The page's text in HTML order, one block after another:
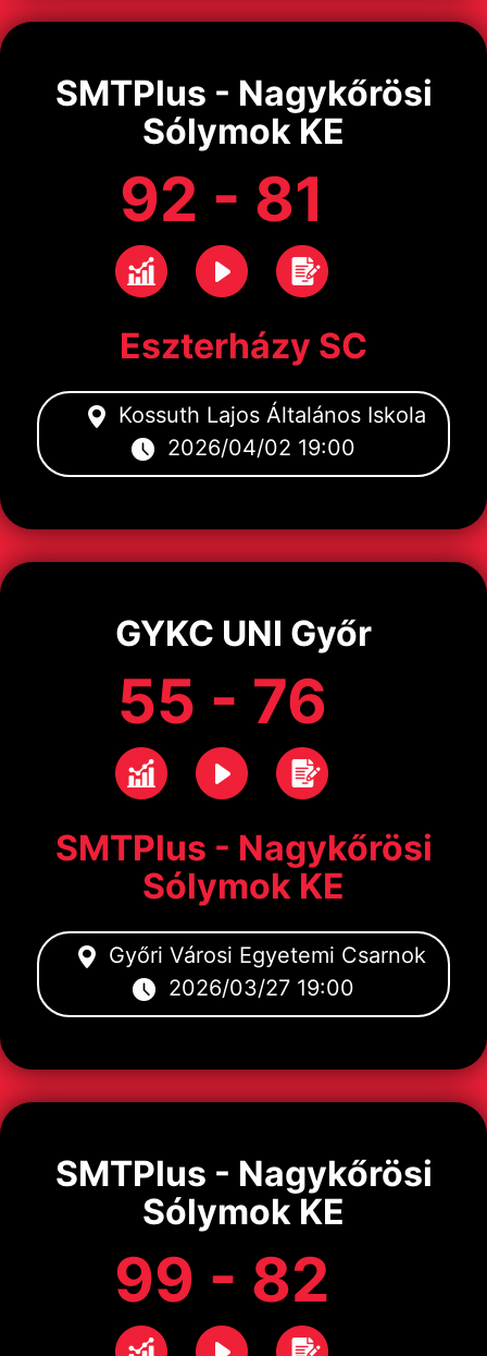
SMTPlus - Nagykőrösi
Sólymok KE
92 - 81
Eszterházy SC
Kossuth Lajos Általános Iskola
2026/04/02 19:00
GYKC UNI Győr
55 - 76
SMTPlus - Nagykőrösi
Sólymok KE
Győri Városi Egyetemi Csarnok
2026/03/27 19:00
SMTPlus - Nagykőrösi
Sólymok KE
99 - 82